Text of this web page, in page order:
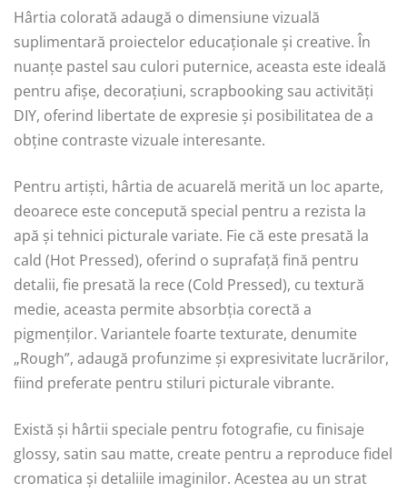
Hârtia colorată adaugă o dimensiune vizuală
suplimentară proiectelor educaționale și creative. În
nuanțe pastel sau culori puternice, aceasta este ideală
pentru afișe, decorațiuni, scrapbooking sau activități
DIY, oferind libertate de expresie și posibilitatea de a
obține contraste vizuale interesante.
Pentru artiști, hârtia de acuarelă merită un loc aparte,
deoarece este concepută special pentru a rezista la
apă și tehnici picturale variate. Fie că este presată la
cald (Hot Pressed), oferind o suprafață fină pentru
detalii, fie presată la rece (Cold Pressed), cu textură
medie, aceasta permite absorbția corectă a
pigmenților. Variantele foarte texturate, denumite
„Rough”, adaugă profunzime și expresivitate lucrărilor,
fiind preferate pentru stiluri picturale vibrante.
Există și hârtii speciale pentru fotografie, cu finisaje
glossy, satin sau matte, create pentru a reproduce fidel
cromatica și detaliile imaginilor. Acestea au un strat